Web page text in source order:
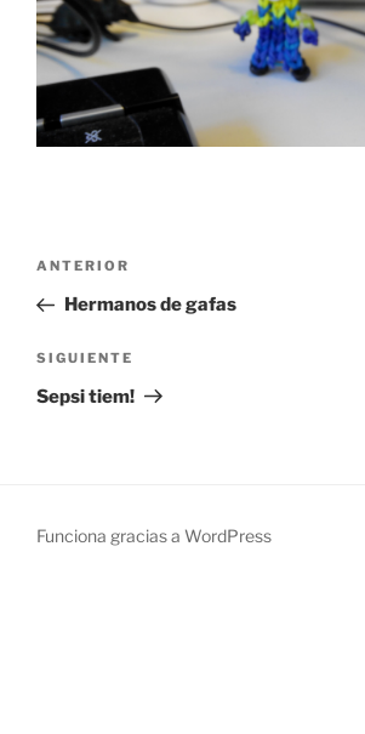
Navegación
entradas
Entrada
anterior:
ANTERIOR
Hermanos de gafas
Siguiente
entrada
SIGUIENTE
Sepsi tiem!
Funciona gracias a WordPress